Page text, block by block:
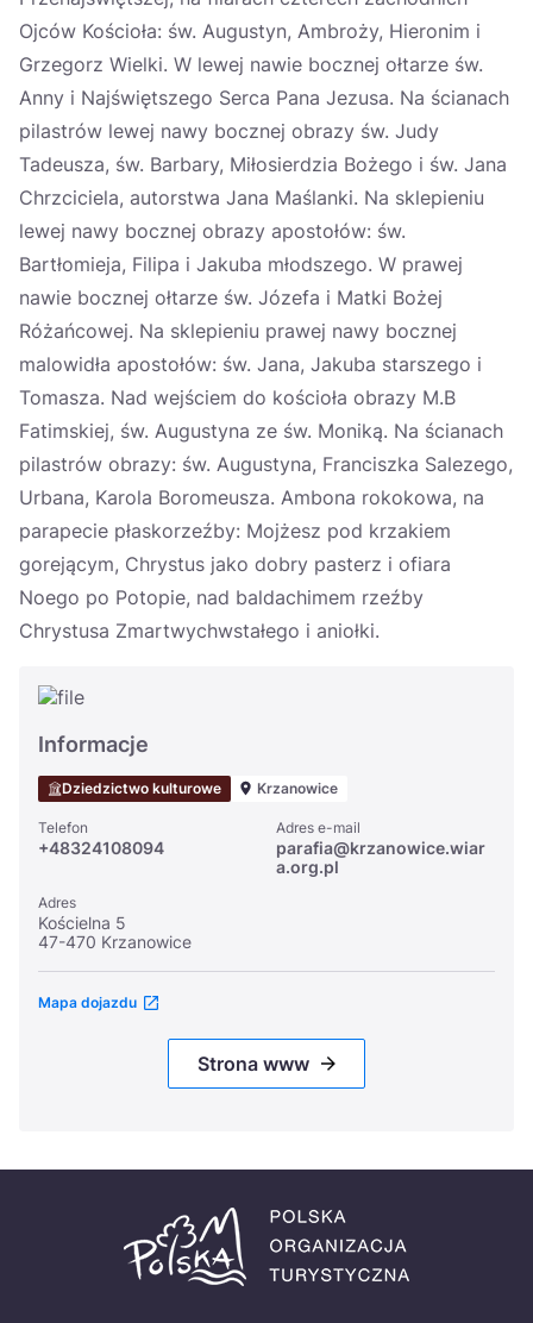
Ojców Kościoła: św. Augustyn, Ambroży, Hieronim i
Grzegorz Wielki. W lewej nawie bocznej ołtarze św.
Anny i Najświętszego Serca Pana Jezusa. Na ścianach
pilastrów lewej nawy bocznej obrazy św. Judy
Tadeusza, św. Barbary, Miłosierdzia Bożego i św. Jana
Chrzciciela, autorstwa Jana Maślanki. Na sklepieniu
lewej nawy bocznej obrazy apostołów: św.
Bartłomieja, Filipa i Jakuba młodszego. W prawej
nawie bocznej ołtarze św. Józefa i Matki Bożej
Różańcowej. Na sklepieniu prawej nawy bocznej
malowidła apostołów: św. Jana, Jakuba starszego i
Tomasza. Nad wejściem do kościoła obrazy M.B
Fatimskiej, św. Augustyna ze św. Moniką. Na ścianach
pilastrów obrazy: św. Augustyna, Franciszka Salezego,
Urbana, Karola Boromeusza. Ambona rokokowa, na
parapecie płaskorzeźby: Mojżesz pod krzakiem
gorejącym, Chrystus jako dobry pasterz i ofiara
Noego po Potopie, nad baldachimem rzeźby
Chrystusa Zmartwychwstałego i aniołki.
Informacje
Dziedzictwo kulturowe Krzanowice
Telefon
+48324108094
Adres e-mail
parafia@krzanowice.wiar
a.org.pl
Adres
Kościelna 5
47-470 Krzanowice
Mapa dojazdu
Strona www